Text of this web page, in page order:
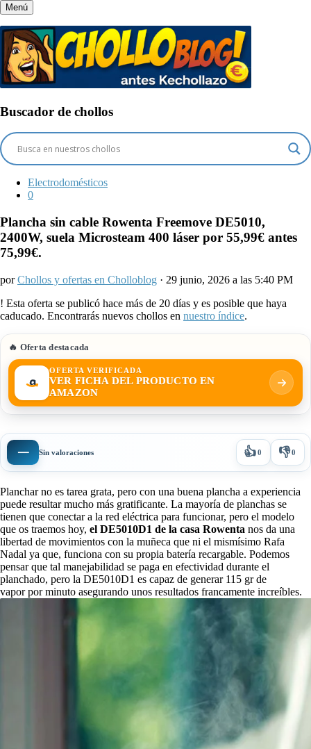
Menú
Buscador de chollos
Electrodomésticos
0
Plancha sin cable Rowenta Freemove DE5010,
2400W, suela Microsteam 400 láser por 55,99€ antes
75,99€.
porChollos y ofertas en Cholloblog · 29 junio, 2026 a las 5:40 PM
! Esta oferta se publicó hace más de 20 días y es posible que haya
caducado. Encontrarás nuevos chollos en nuestro índice.
🔥 Oferta destacada
OFERTA VERIFICADA
VER FICHA DEL PRODUCTO EN
AMAZON
— Sin valoraciones 👍0 👎0
Planchar no es tarea grata, pero con una buena plancha a experiencia
puede resultar mucho más gratificante. La mayoría de planchas se
tienen que conectar a la red eléctrica para funcionar, pero el modelo
que os traemos hoy, el DE5010D1 de la casa Rowenta nos da una
libertad de movimientos con la muñeca que ni el mismísimo Rafa
Nadal ya que, funciona con su propia batería recargable. Podemos
pensar que tal manejabilidad se paga en efectividad durante el
planchado, pero la DE5010D1 es capaz de generar 115 gr de
vapor por minuto asegurando unos resultados francamente increíbles.